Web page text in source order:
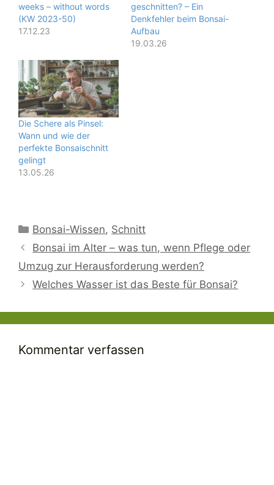
weeks – without words
(KW 2023-50)
17.12.23
geschnitten? – Ein
Denkfehler beim Bonsai-
Aufbau
19.03.26
Die Schere als Pinsel:
Wann und wie der
perfekte Bonsaischnitt
gelingt
13.05.26
Kategorien
Bonsai-Wissen, Schnitt
Bonsai im Alter – was tun, wenn Pflege oder
Umzug zur Herausforderung werden?
Welches Wasser ist das Beste für Bonsai?
Kommentar verfassen